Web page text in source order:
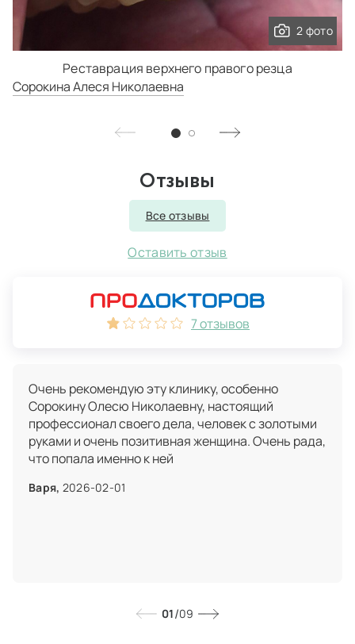
2 фото
Реставрация верхнего правого резца
Сорокина Алеся Николаевна
Отзывы
Все отзывы
Оставить отзыв
7 отзывов
Очень рекомендую эту клинику, особенно
Сорокину Олесю Николаевну, настоящий
профессионал своего дела, человек с золотыми
руками и очень позитивная женщина. Очень рада,
что попала именно к ней
Варя, 2026-02-01
01/09